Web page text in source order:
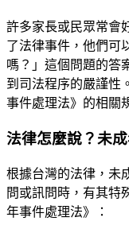
許多家長或民眾常會
了法律事件，他們可
嗎？」這個問題的答
到司法程序的嚴謹性
事件處理法》的相關
法律怎麼說？未
根據台灣的法律，未
問或訊問時，有其特
年事件處理法》：